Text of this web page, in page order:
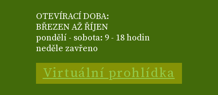
OTEVÍRACÍ DOBA:
BŘEZEN AŽ ŘÍJEN
pondělí - sobota: 9 - 18 hodin
neděle zavřeno
Virtuální prohlídka